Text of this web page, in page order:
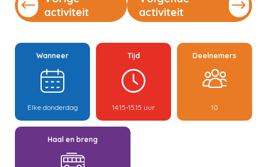
activiteit
activiteit
Wanneer
Elke donderdag
Tijd
14:15-15.15 uur
Deelnemers
10
Haal en breng